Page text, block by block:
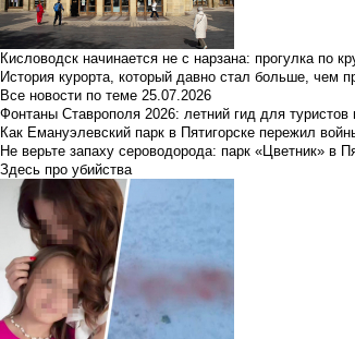
Кисловодск начинается не с нарзана: прогулка по
История курорта, который давно стал больше, чем
Все новости по теме 25.07.2026
Фонтаны Ставрополя 2026: летний гид для
Как Емануэлевский парк в Пятигорске пережил
Не верьте запаху сероводорода: парк «Цветник» в
Здесь про убийства